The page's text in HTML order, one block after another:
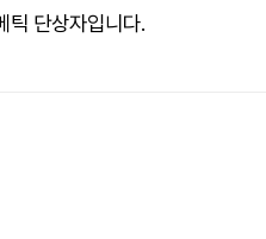
틱 단상자입니다.